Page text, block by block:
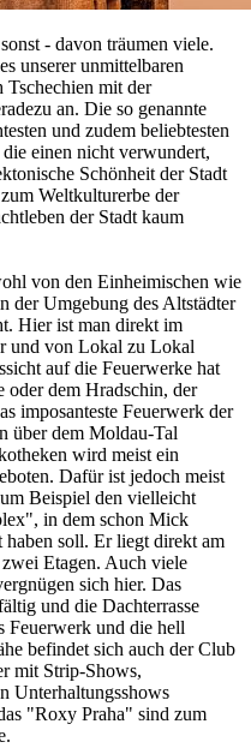
- davon träumen viele.
unserer unmittelbaren
Tschechien mit der
an. Die so genannte
und zudem beliebtesten
einen nicht verwundert,
Schönheit der Stadt
Weltkulturerbe der
der Stadt kaum
von den Einheimischen wie
der Umgebung des Altstädter
Hier ist man direkt im
und von Lokal zu Lokal
auf die Feuerwerke hat
oder dem Hradschin, der
imposanteste Feuerwerk der
über dem Moldau-Tal
wird meist ein
Dafür ist jedoch meist
Beispiel den vielleicht
in dem schon Mick
haben soll. Er liegt direkt am
Etagen. Auch viele
sich hier. Das
und die Dachterrasse
Feuerwerk und die hell
befindet sich auch der Club
mit Strip-Shows,
Unterhaltungsshows
"Roxy Praha" sind zum